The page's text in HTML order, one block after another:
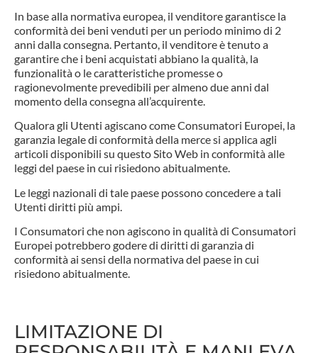
In base alla normativa europea, il venditore garantisce la
conformità dei beni venduti per un periodo minimo di 2
anni dalla consegna. Pertanto, il venditore è tenuto a
garantire che i beni acquistati abbiano la qualità, la
funzionalità o le caratteristiche promesse o
ragionevolmente prevedibili per almeno due anni dal
momento della consegna all’acquirente.
Qualora gli Utenti agiscano come Consumatori Europei, la
garanzia legale di conformità della merce si applica agli
articoli disponibili su questo Sito Web in conformità alle
leggi del paese in cui risiedono abitualmente.
Le leggi nazionali di tale paese possono concedere a tali
Utenti diritti più ampi.
I Consumatori che non agiscono in qualità di Consumatori
Europei potrebbero godere di diritti di garanzia di
conformità ai sensi della normativa del paese in cui
risiedono abitualmente.
LIMITAZIONE DI